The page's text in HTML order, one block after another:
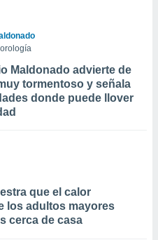
Maldonado advierte de
tormentoso y señala
donde puede llover
que el calor
los adultos mayores
cerca de casa